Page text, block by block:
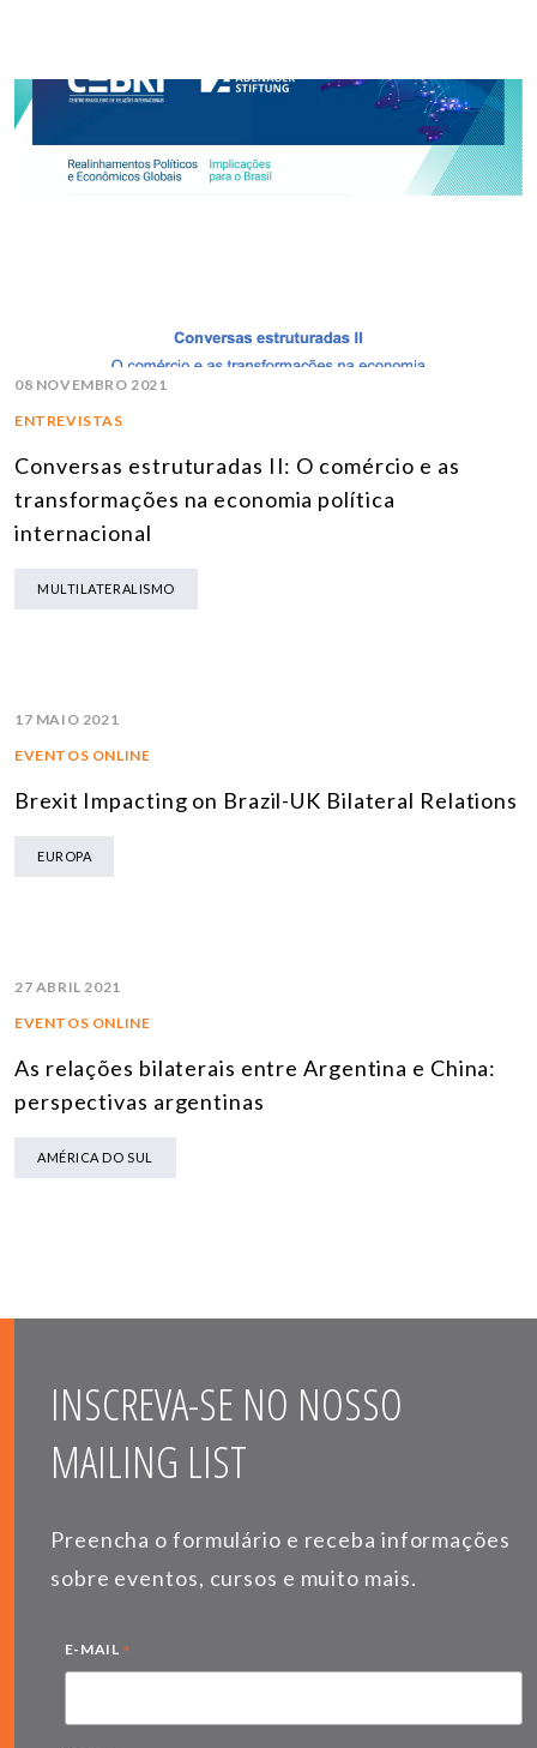
08 NOVEMBRO 2021
ENTREVISTAS
Conversas estruturadas II: O comércio e as
transformações na economia política
internacional
MULTILATERALISMO
17 MAIO 2021
EVENTOS ONLINE
Brexit Impacting on Brazil-UK Bilateral Relations
EUROPA
27 ABRIL 2021
EVENTOS ONLINE
As relações bilaterais entre Argentina e China:
perspectivas argentinas
AMÉRICA DO SUL
INSCREVA-SE NO NOSSO
MAILING LIST
Preencha o formulário e receba informações
sobre eventos, cursos e muito mais.
E-MAIL *